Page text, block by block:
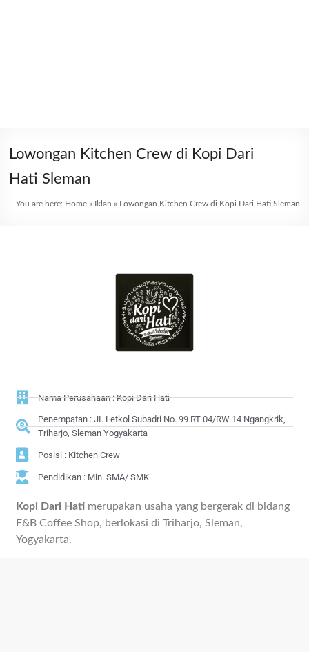
Lowongan Kitchen Crew di Kopi Dari
Hati Sleman
You are here: Home» Iklan » Lowongan Kitchen Crew di Kopi Dari Hati Sleman
Nama Perusahaan : Kopi Dari Hati
Penempatan : JI. Letkol Subadri No. 99 RT 04/RW 14 Ngangkrik,
Triharjo, Sleman Yogyakarta
Posisi : Kitchen Crew
Pendidikan : Min. SMA/ SMK
Kopi Dari Hati merupakan usaha yang bergerak di bidang
F&B Coffee Shop, berlokasi di Triharjo, Sleman,
Yogyakarta.